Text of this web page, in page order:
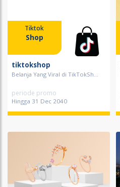
Tiktok
Shop
tiktokshop
Belanja Yang Viral di TikTokSh...
periode promo
Hingga 31 Dec 2040